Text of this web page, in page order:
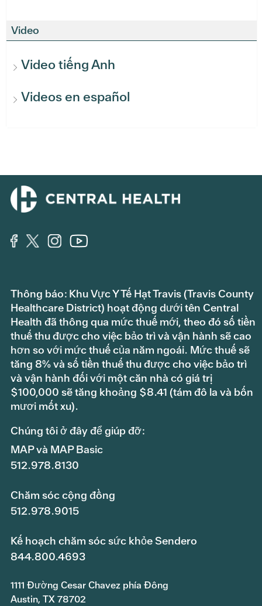
Video
Video tiếng Anh
Videos en español
Thông báo: Khu Vực Y Tế Hạt Travis (Travis County
Healthcare District) hoạt động dưới tên Central
Health đã thông qua mức thuế mới, theo đó số tiền
thuế thu được cho việc bảo trì và vận hành sẽ cao
hơn so với mức thuế của năm ngoái. Mức thuế sẽ
tăng 8% và số tiền thuế thu được cho việc bảo trì
và vận hành đối với một căn nhà có giá trị
$100,000 sẽ tăng khoảng $8.41 (tám đô la và bốn
mươi mốt xu).
Chúng tôi ở đây để giúp đỡ:
MAP và MAP Basic
512.978.8130
Chăm sóc cộng đồng
512.978.9015
Kế hoạch chăm sóc sức khỏe Sendero
844.800.4693
1111 Đường Cesar Chavez phía Đông
Austin, TX 78702